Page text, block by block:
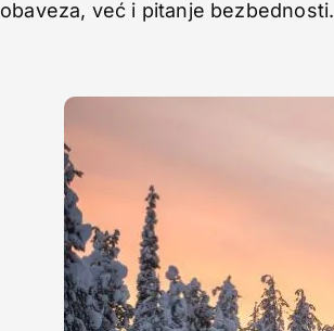
obaveza, već i pitanje bezbednosti.